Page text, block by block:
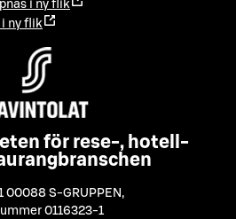
i ny flik
i ny flik
för rese-, hotell-
00088 S-GRUPPEN ,
0116323-1